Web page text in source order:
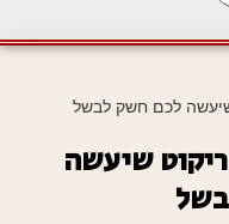
לכם חשק לבשל
שיעשה